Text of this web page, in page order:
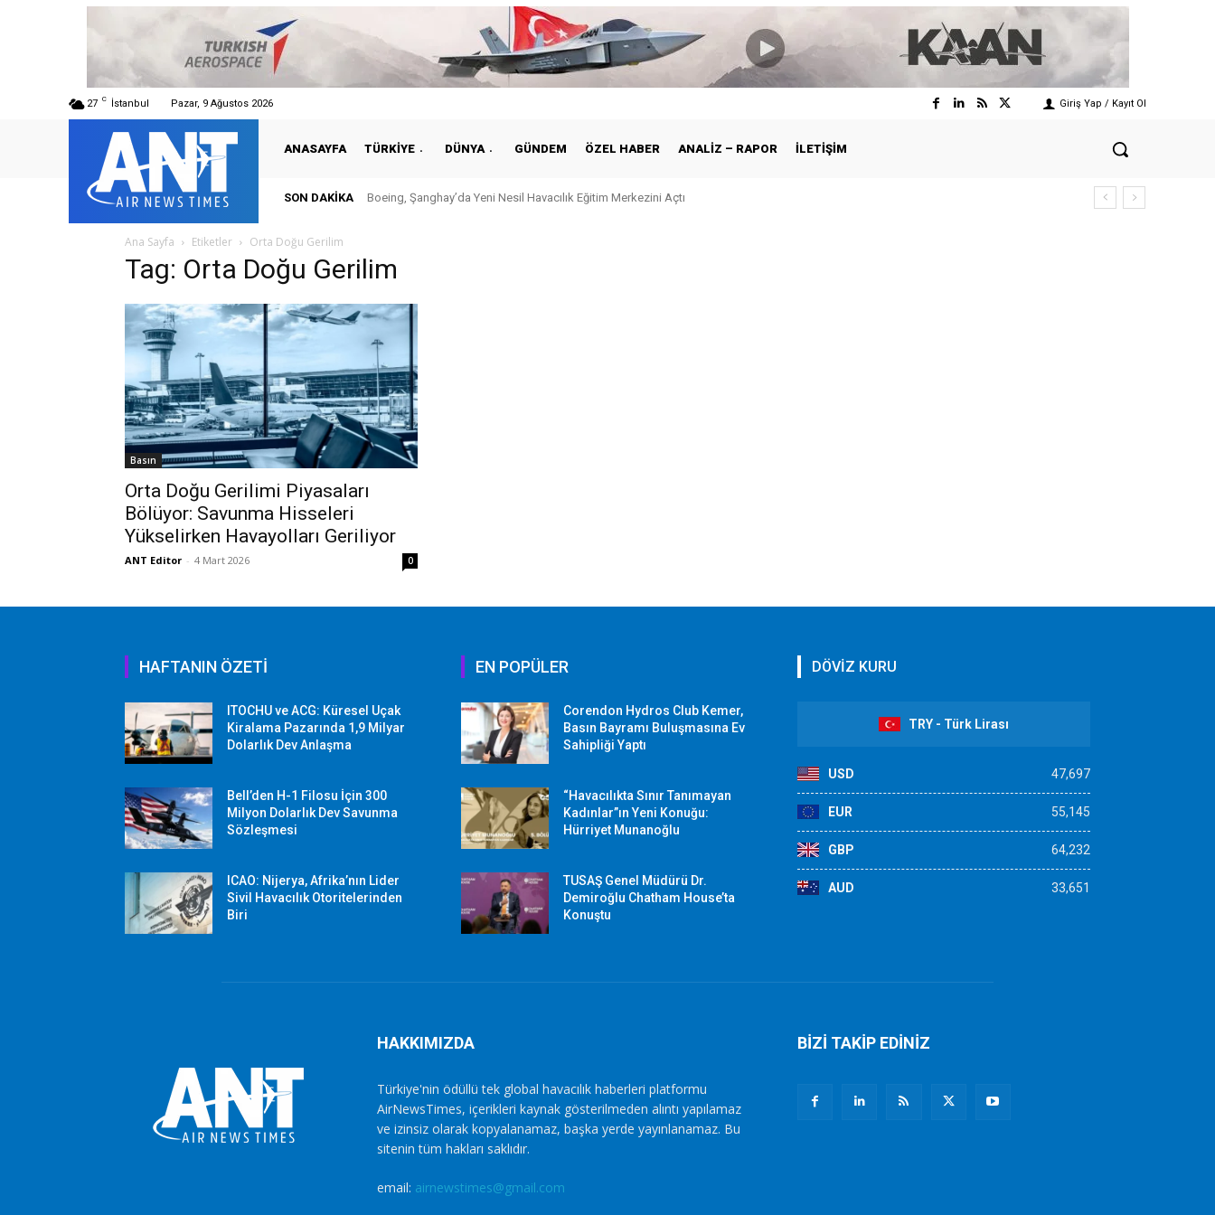
27 C İstanbul Pazar, 9 Ağustos 2026 Giriş Yap / Kayıt Ol
ANASAYFA TÜRKIYE DÜNYA GÜNDEM ÖZEL HABER ANALIZ – RAPOR İLETIŞIM
SON DAKIKA Boeing, Şanghay’da Yeni Nesil Havacılık Eğitim Merkezini Açtı
Ana Sayfa Etiketler Orta Doğu Gerilim
Tag: Orta Doğu Gerilim
Basın
Orta Doğu Gerilimi Piyasaları
Bölüyor: Savunma Hisseleri
Yükselirken Havayolları Geriliyor
ANT Editor - 4 Mart 2026 0
HAFTANIN ÖZETİ
ITOCHU ve ACG: Küresel Uçak
Kiralama Pazarında 1,9 Milyar
Dolarlık Dev Anlaşma
Bell’den H-1 Filosu İçin 300
Milyon Dolarlık Dev Savunma
Sözleşmesi
ICAO: Nijerya, Afrika’nın Lider
Sivil Havacılık Otoritelerinden
Biri
EN POPÜLER
Corendon Hydros Club Kemer,
Basın Bayramı Buluşmasına Ev
Sahipliği Yaptı
“Havacılıkta Sınır Tanımayan
Kadınlar”ın Yeni Konuğu:
Hürriyet Munanoğlu
TUSAŞ Genel Müdürü Dr.
Demiroğlu Chatham House’ta
Konuştu
DÖVİZ KURU
TRY - Türk Lirası
USD 47,697
EUR 55,145
GBP 64,232
AUD 33,651
HAKKIMIZDA
Türkiye'nin ödüllü tek global havacılık haberleri platformu
AirNewsTimes, içerikleri kaynak gösterilmeden alıntı yapılamaz
ve izinsiz olarak kopyalanamaz, başka yerde yayınlanamaz. Bu
sitenin tüm hakları saklıdır.
email: airnewstimes@gmail.com
BİZİ TAKİP EDİNİZ